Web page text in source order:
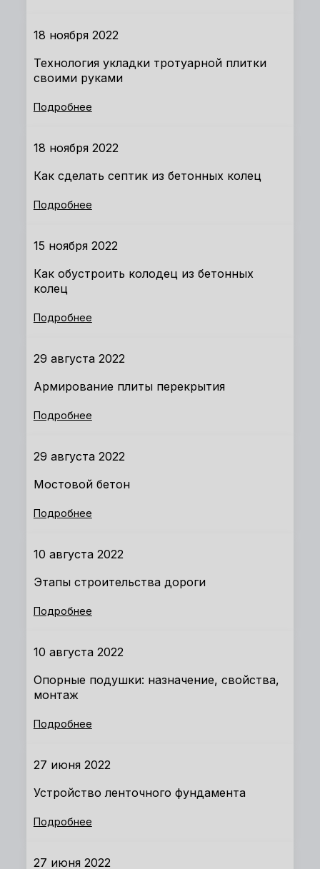
18 ноября 2022
Технология укладки тротуарной плитки
своими руками
Подробнее
18 ноября 2022
Как сделать септик из бетонных колец
Подробнее
15 ноября 2022
Как обустроить колодец из бетонных
колец
Подробнее
29 августа 2022
Армирование плиты перекрытия
Подробнее
29 августа 2022
Мостовой бетон
Подробнее
10 августа 2022
Этапы строительства дороги
Подробнее
10 августа 2022
Опорные подушки: назначение, свойства,
монтаж
Подробнее
27 июня 2022
Устройство ленточного фундамента
Подробнее
27 июня 2022